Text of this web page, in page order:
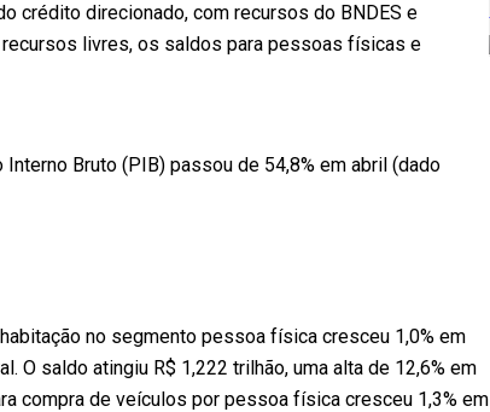
crédito direcionado, com recursos do BNDES e
recursos livres, os saldos para pessoas físicas e
Bruto (PIB) passou de 54,8% em abril (dado
no segmento pessoa física cresceu 1,0% em
O saldo atingiu R$ 1,222 trilhão, uma alta de 12,6% em
compra de veículos por pessoa física cresceu 1,3% em